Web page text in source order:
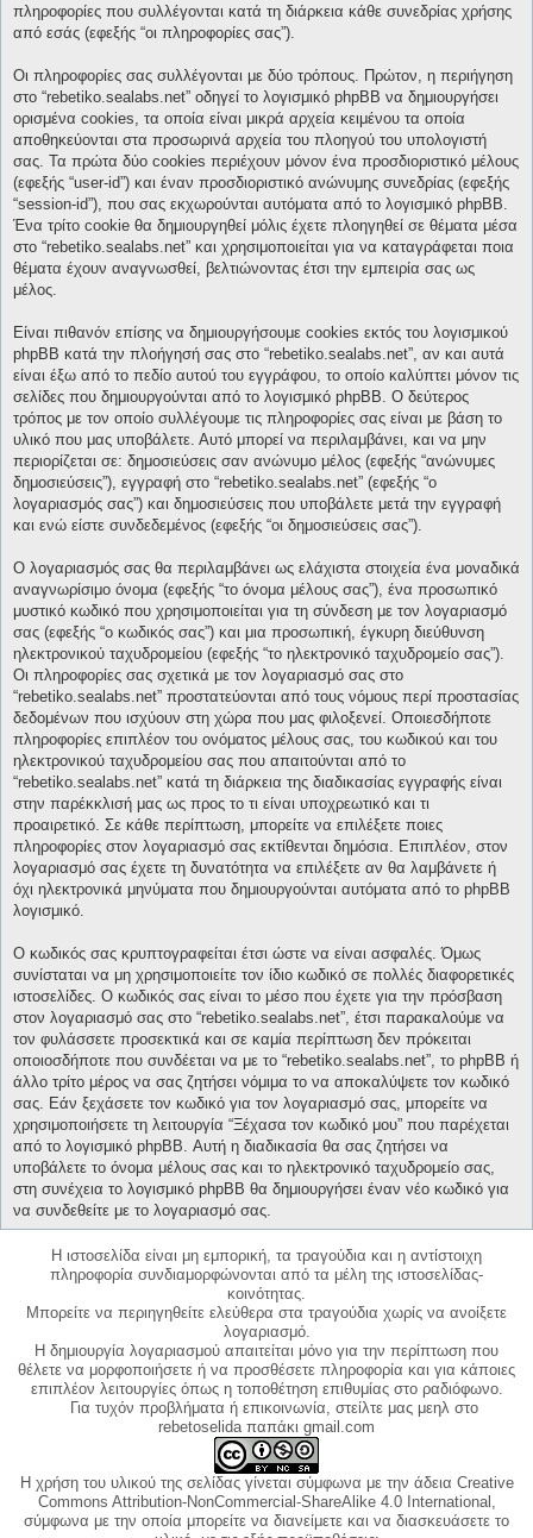
πληροφορίες που συλλέγονται κατά τη διάρκεια κάθε συνεδρίας χρήσης
από εσάς (εφεξής “οι πληροφορίες σας”).
Οι πληροφορίες σας συλλέγονται με δύο τρόπους. Πρώτον, η περιήγηση
στο “rebetiko.sealabs.net” οδηγεί το λογισμικό phpBB να δημιουργήσει
ορισμένα cookies, τα οποία είναι μικρά αρχεία κειμένου τα οποία
αποθηκεύονται στα προσωρινά αρχεία του πλοηγού του υπολογιστή
σας. Τα πρώτα δύο cookies περιέχουν μόνον ένα προσδιοριστικό μέλους
(εφεξής “user-id”) και έναν προσδιοριστικό ανώνυμης συνεδρίας (εφεξής
“session-id”), που σας εκχωρούνται αυτόματα από το λογισμικό phpBB.
Ένα τρίτο cookie θα δημιουργηθεί μόλις έχετε πλοηγηθεί σε θέματα μέσα
στο “rebetiko.sealabs.net” και χρησιμοποιείται για να καταγράφεται ποια
θέματα έχουν αναγνωσθεί, βελτιώνοντας έτσι την εμπειρία σας ως
μέλος.
Είναι πιθανόν επίσης να δημιουργήσουμε cookies εκτός του λογισμικού
phpBB κατά την πλοήγησή σας στο “rebetiko.sealabs.net”, αν και αυτά
είναι έξω από το πεδίο αυτού του εγγράφου, το οποίο καλύπτει μόνον τις
σελίδες που δημιουργούνται από το λογισμικό phpBB. Ο δεύτερος
τρόπος με τον οποίο συλλέγουμε τις πληροφορίες σας είναι με βάση το
υλικό που μας υποβάλετε. Αυτό μπορεί να περιλαμβάνει, και να μην
περιορίζεται σε: δημοσιεύσεις σαν ανώνυμο μέλος (εφεξής “ανώνυμες
δημοσιεύσεις”), εγγραφή στο “rebetiko.sealabs.net” (εφεξής “ο
λογαριασμός σας”) και δημοσιεύσεις που υποβάλετε μετά την εγγραφή
και ενώ είστε συνδεδεμένος (εφεξής “οι δημοσιεύσεις σας”).
Ο λογαριασμός σας θα περιλαμβάνει ως ελάχιστα στοιχεία ένα μοναδικά
αναγνωρίσιμο όνομα (εφεξής “το όνομα μέλους σας”), ένα προσωπικό
μυστικό κωδικό που χρησιμοποιείται για τη σύνδεση με τον λογαριασμό
σας (εφεξής “ο κωδικός σας”) και μια προσωπική, έγκυρη διεύθυνση
ηλεκτρονικού ταχυδρομείου (εφεξής “το ηλεκτρονικό ταχυδρομείο σας”).
Οι πληροφορίες σας σχετικά με τον λογαριασμό σας στο
“rebetiko.sealabs.net” προστατεύονται από τους νόμους περί προστασίας
δεδομένων που ισχύουν στη χώρα που μας φιλοξενεί. Οποιεσδήποτε
πληροφορίες επιπλέον του ονόματος μέλους σας, του κωδικού και του
ηλεκτρονικού ταχυδρομείου σας που απαιτούνται από το
“rebetiko.sealabs.net” κατά τη διάρκεια της διαδικασίας εγγραφής είναι
στην παρέκκλισή μας ως προς το τι είναι υποχρεωτικό και τι
προαιρετικό. Σε κάθε περίπτωση, μπορείτε να επιλέξετε ποιες
πληροφορίες στον λογαριασμό σας εκτίθενται δημόσια. Επιπλέον, στον
λογαριασμό σας έχετε τη δυνατότητα να επιλέξετε αν θα λαμβάνετε ή
όχι ηλεκτρονικά μηνύματα που δημιουργούνται αυτόματα από το phpBB
λογισμικό.
Ο κωδικός σας κρυπτογραφείται έτσι ώστε να είναι ασφαλές. Όμως
συνίσταται να μη χρησιμοποιείτε τον ίδιο κωδικό σε πολλές διαφορετικές
ιστοσελίδες. Ο κωδικός σας είναι το μέσο που έχετε για την πρόσβαση
στον λογαριασμό σας στο “rebetiko.sealabs.net”, έτσι παρακαλούμε να
τον φυλάσσετε προσεκτικά και σε καμία περίπτωση δεν πρόκειται
οποιοσδήποτε που συνδέεται να με το “rebetiko.sealabs.net”, το phpBB ή
άλλο τρίτο μέρος να σας ζητήσει νόμιμα το να αποκαλύψετε τον κωδικό
σας. Εάν ξεχάσετε τον κωδικό για τον λογαριασμό σας, μπορείτε να
χρησιμοποιήσετε τη λειτουργία “Ξέχασα τον κωδικό μου” που παρέχεται
από το λογισμικό phpBB. Αυτή η διαδικασία θα σας ζητήσει να
υποβάλετε το όνομα μέλους σας και το ηλεκτρονικό ταχυδρομείο σας,
στη συνέχεια το λογισμικό phpBB θα δημιουργήσει έναν νέο κωδικό για
να συνδεθείτε με το λογαριασμό σας.
Η ιστοσελίδα είναι μη εμπορική, τα τραγούδια και η αντίστοιχη
πληροφορία συνδιαμορφώνονται από τα μέλη της ιστοσελίδας-
κοινότητας.
Μπορείτε να περιηγηθείτε ελεύθερα στα τραγούδια χωρίς να ανοίξετε
λογαριασμό.
Η δημιουργία λογαριασμού απαιτείται μόνο για την περίπτωση που
θέλετε να μορφοποιήσετε ή να προσθέσετε πληροφορία και για κάποιες
επιπλέον λειτουργίες όπως η τοποθέτηση επιθυμίας στο ραδιόφωνο.
Για τυχόν προβλήματα ή επικοινωνία, στείλτε μας μεηλ στο
rebetoselida παπάκι gmail.com
Η χρήση του υλικού της σελίδας γίνεται σύμφωνα με την άδεια Creative
Commons Attribution-NonCommercial-ShareAlike 4.0 International,
σύμφωνα με την οποία μπορείτε να διανείμετε και να διασκευάσετε το